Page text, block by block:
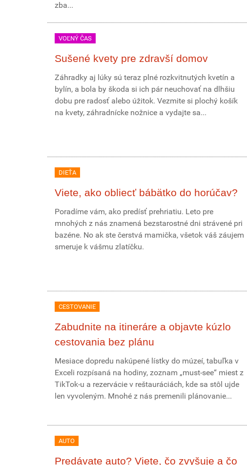
zba...
VOĽNÝ ČAS
Sušené kvety pre zdravší domov
Záhradky aj lúky sú teraz plné rozkvitnutých kvetín a
bylín, a bola by škoda si ich pár neuchovať na dlhšiu
dobu pre radosť alebo úžitok. Vezmite si plochý košík
na kvety, záhradnícke nožnice a vydajte sa...
DIEŤA
Viete, ako obliecť bábätko do horúčav?
Poradíme vám, ako predísť prehriatiu. Leto pre
mnohých z nás znamená bezstarostné dni strávené pri
bazéne. No ak ste čerstvá mamička, všetok váš záujem
smeruje k vášmu zlatíčku.
CESTOVANIE
Zabudnite na itineráre a objavte kúzlo
cestovania bez plánu
Mesiace dopredu nakúpené lístky do múzeí, tabuľka v
Exceli rozpísaná na hodiny, zoznam „must-see“ miest z
TikTok-u a rezervácie v reštauráciách, kde sa stôl ujde
len vyvoleným. Mnohé z nás premenili plánovanie...
AUTO
Predávate auto? Viete, čo zvyšuje a čo